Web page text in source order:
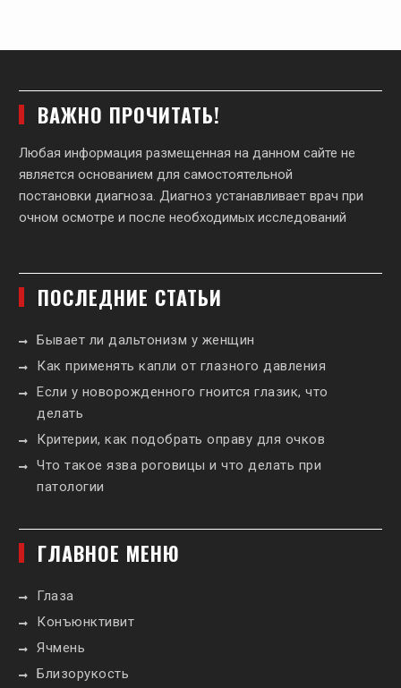
ВАЖНО ПРОЧИТАТЬ!
Любая информация размещенная на данном сайте не
является основанием для самостоятельной
постановки диагноза. Диагноз устанавливает врач при
очном осмотре и после необходимых исследований
ПОСЛЕДНИЕ СТАТЬИ
Бывает ли дальтонизм у женщин
Как применять капли от глазного давления
Если у новорожденного гноится глазик, что
делать
Критерии, как подобрать оправу для очков
Что такое язва роговицы и что делать при
патологии
ГЛАВНОЕ МЕНЮ
Глаза
Конъюнктивит
Ячмень
Близорукость